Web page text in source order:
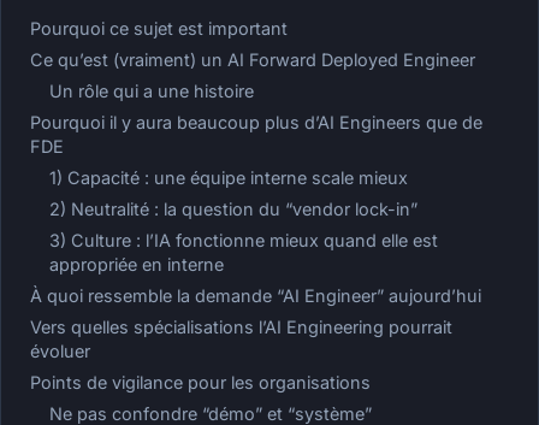
Pourquoi ce sujet est important
Ce qu’est (vraiment) un AI Forward Deployed Engineer
Un rôle qui a une histoire
Pourquoi il y aura beaucoup plus d’AI Engineers que de
FDE
1) Capacité : une équipe interne scale mieux
2) Neutralité : la question du “vendor lock-in”
3) Culture : l’IA fonctionne mieux quand elle est
appropriée en interne
À quoi ressemble la demande “AI Engineer” aujourd’hui
Vers quelles spécialisations l’AI Engineering pourrait
évoluer
Points de vigilance pour les organisations
Ne pas confondre “démo” et “système”